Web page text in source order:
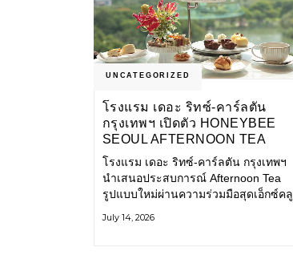
UNCATEGORIZED
โรงแรม เดอะ ริทซ์-คาร์ลตัน
กรุงเทพฯ เปิดตัว HONEYBEE
SEOUL AFTERNOON TEA
COLLABORATION ณ คาเลโอ
(CALEŌ) ชวนสัมผัสเสน่ห์ของ
ขนมหวานร่วมสมัยจากกรุงโซล
โรงแรม เดอะ ริทซ์-คาร์ลตัน กรุงเทพฯ
นำเสนอประสบการณ์ Afternoon Tea
รูปแบบใหม่ผ่านความร่วมมือสุดเอ็กซ์คลู
หวานสไตล์ฝรั่งเศสร่วมสมัยชื่อดังจาก
July 14, 2026